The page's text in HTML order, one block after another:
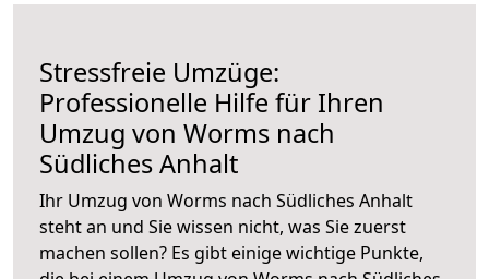
Stressfreie Umzüge:
Professionelle Hilfe für Ihren
Umzug von Worms nach
Südliches Anhalt
Ihr Umzug von Worms nach Südliches Anhalt
steht an und Sie wissen nicht, was Sie zuerst
machen sollen? Es gibt einige wichtige Punkte,